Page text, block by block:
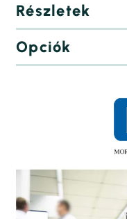
Részletek
Opciók